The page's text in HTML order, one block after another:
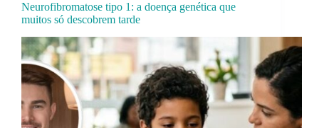
Neurofibromatose tipo 1: a doença genética que
muitos só descobrem tarde